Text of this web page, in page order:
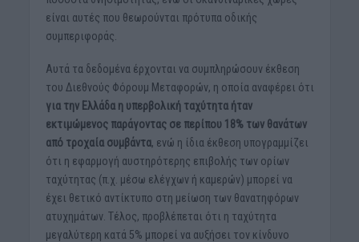
είναι αυτές που θεωρούνται πρότυπα οδικής
συμπεριφοράς.
Αυτά τα δεδομένα έρχονται να συμπληρώσουν έκθεση
του Διεθνούς Φόρουμ Μεταφορών, η οποία αναφέρει ότι
για την Ελλάδα η υπερβολική ταχύτητα ήταν
εκτιμώμενος παράγοντας σε περίπου 18% των θανάτων
από τροχαία συμβάντα, ενώ η ίδια έκθεση υπογραμμίζει
ότι η εφαρμογή αυστηρότερης επιβολής των ορίων
ταχύτητας (π.χ. μέσω ελέγχων ή καμερών) μπορεί να
έχει θετικό αντίκτυπο στη μείωση των θανατηφόρων
ατυχημάτων. Τέλος, προβλέπεται ότι η ταχύτητα
μεγαλύτερη κατά 5% μπορεί να αυξήσει τον κίνδυνο